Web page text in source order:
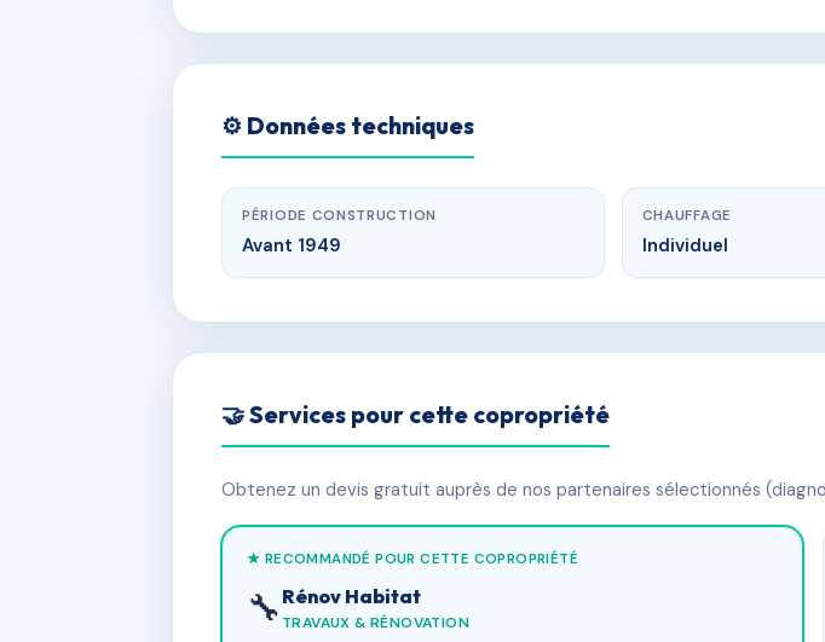
⚙️ Données techniques
PÉRIODE CONSTRUCTION
Avant 1949
CHAUFFAGE
Individuel
🤝 Services pour cette copropriété
Obtenez un devis gratuit auprès de nos partenaires sélectionnés
★ RECOMMANDÉ POUR CETTE COPROPRIÉTÉ
🔧 Rénov Habitat
TRAVAUX & RÉNOVATION